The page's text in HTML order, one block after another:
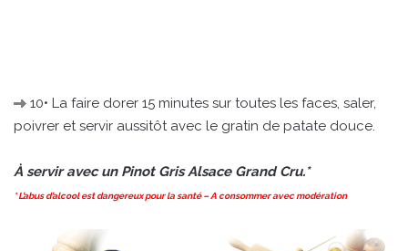
10• La faire dorer 15 minutes sur toutes les faces, saler,
poivrer et servir aussitôt avec le gratin de patate douce.
À servir avec un Pinot Gris Alsace Grand Cru.*
* L’abus d’alcool est dangereux pour la santé – A consommer avec modération